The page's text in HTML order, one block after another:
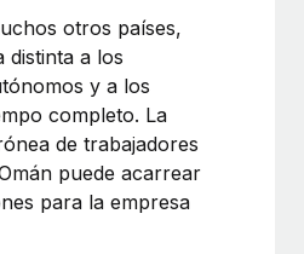
otros países,
distinta a los
y a los
completo. La
de trabajadores
puede acarrear
para la empresa